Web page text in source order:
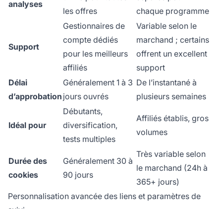
analyses
les offres
chaque programme
Support
Gestionnaires de
compte dédiés
pour les meilleurs
affiliés
Variable selon le
marchand ; certains
offrent un excellent
support
Délai
d’approbation
Généralement 1 à 3
jours ouvrés
De l’instantané à
plusieurs semaines
Idéal pour
Débutants,
diversification,
tests multiples
Affiliés établis, gros
volumes
Durée des
cookies
Généralement 30 à
90 jours
Très variable selon
le marchand (24h à
365+ jours)
Personnalisation avancée des liens et paramètres de